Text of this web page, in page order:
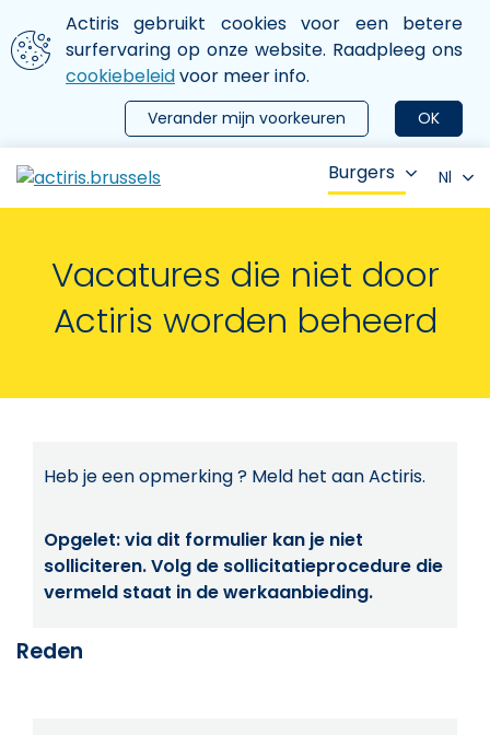
Aller au contenu principal
We gebruiken cookies
Actiris gebruikt cookies voor een betere
surfervaring op onze website. Raadpleeg ons
cookiebeleidvoor meer info.
OK
Verander mijn voorkeuren
le menu
Burgers Nl
Vacatures die niet door
Actiris worden beheerd
Heb je een opmerking ? Meld het aan Actiris.
Opgelet: via dit formulier kan je niet
solliciteren. Volg de sollicitatieprocedure die
vermeld staat in de werkaanbieding.
Reden